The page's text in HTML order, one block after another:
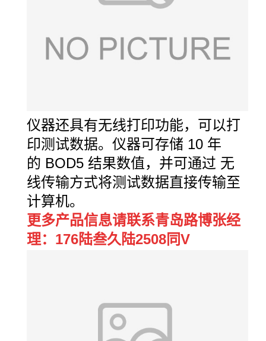
仪器还具有无线打印功能，可以打
印测试数据。仪器可存储 10 年
的 BOD5 结果数值，并可通过 无
线传输方式将测试数据直接传输至
计算机。
更多产品信息请联系青岛路博张经
理：176陆叁久陆2508同V